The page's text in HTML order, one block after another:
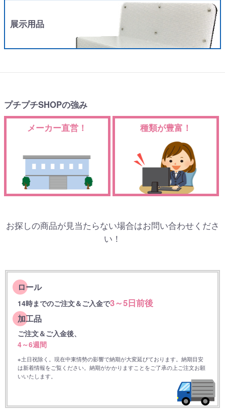
展示用品
プチプチSHOPの強み
メーカー直営！
種類が豊富！
お探しの商品が見当たらない場合はお問い合わせくださ
い！
ロール
14時までのご注文＆ご入金で3～5日前後
加工品
ご注文＆ご入金後、
4～6週間
※土日祝除く。現在中東情勢の影響で納期が大変延びております。納期目安
は新着情報をご覧ください。納期がかかりますことをご了承の上ご注文お願
いいたします。